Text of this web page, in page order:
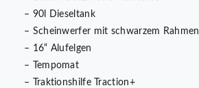
– 90l Dieseltank
– Scheinwerfer mit schwarzem Rahmen
– 16“ Alufelgen
– Tempomat
– Traktionshilfe Traction+